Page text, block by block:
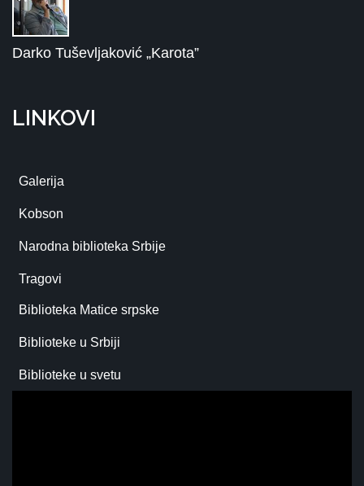
Darko Tuševljaković „Karota”
LINKOVI
Galerija
Kobson
Narodna biblioteka Srbije
Tragovi
Biblioteka Matice srpske
Biblioteke u Srbiji
Biblioteke u svetu